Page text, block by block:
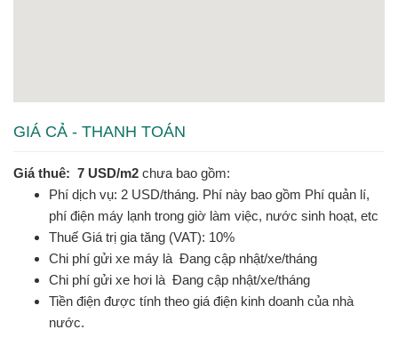
GIÁ CẢ - THANH TOÁN
Giá thuê: 7 USD/m2 chưa bao gồm:
Phí dịch vụ: 2 USD/tháng. Phí này bao gồm Phí quản lí,
phí điện máy lạnh trong giờ làm việc, nước sinh hoạt, etc
Thuế Giá trị gia tăng (VAT): 10%
Chi phí gửi xe máy là Đang cập nhật/xe/tháng
Chi phí gửi xe hơi là Đang cập nhật/xe/tháng
Tiền điện được tính theo giá điện kinh doanh của nhà
nước.